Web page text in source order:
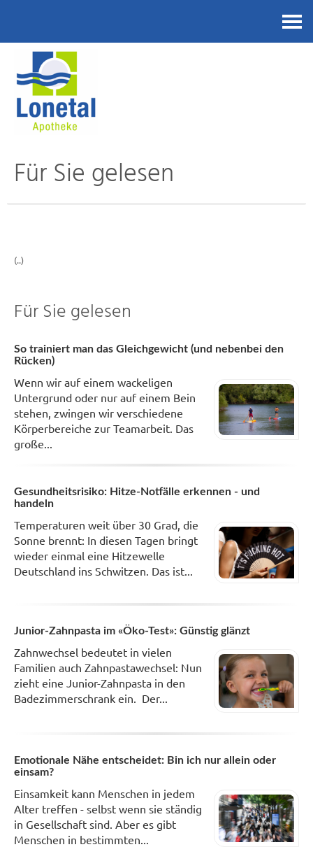
Für Sie gelesen
(..)
Für Sie gelesen
So trainiert man das Gleichgewicht (und nebenbei den
Rücken)
Wenn wir auf einem wackeligen
Untergrund oder nur auf einem Bein
stehen, zwingen wir verschiedene
Körperbereiche zur Teamarbeit. Das
große...
Gesundheitsrisiko: Hitze-Notfälle erkennen - und
handeln
Temperaturen weit über 30 Grad, die
Sonne brennt: In diesen Tagen bringt
wieder einmal eine Hitzewelle
Deutschland ins Schwitzen. Das ist...
Junior-Zahnpasta im «Öko-Test»: Günstig glänzt
Zahnwechsel bedeutet in vielen
Familien auch Zahnpastawechsel: Nun
zieht eine Junior-Zahnpasta in den
Badezimmerschrank ein. Der...
Emotionale Nähe entscheidet: Bin ich nur allein oder
einsam?
Einsamkeit kann Menschen in jedem
Alter treffen - selbst wenn sie ständig
in Gesellschaft sind. Aber es gibt
Menschen in bestimmten...